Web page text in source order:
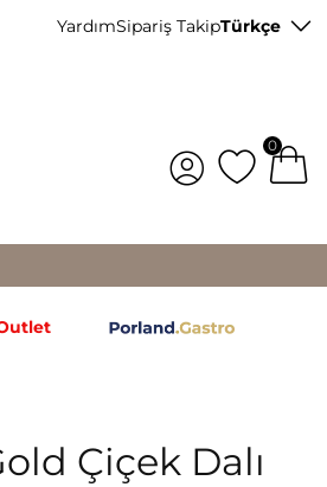
YardımSipariş TakipTürkçe
0
Çiçek Dalı